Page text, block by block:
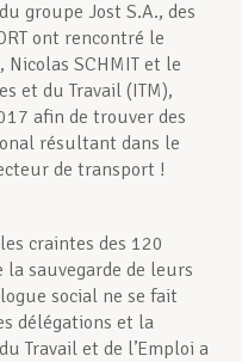
groupe Jost S.A., des
ont rencontré le
Nicolas SCHMIT et le
et du Travail (ITM),
afin de trouver des
résultant dans le
de transport !
craintes des 120
la sauvegarde de leurs
social ne se fait
délégations et la
Travail et de l’Emploi a